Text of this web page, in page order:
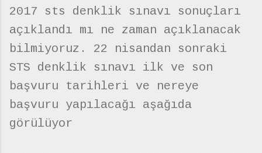
2017 sts denklik sınavı sonuçları
açıklandı mı ne zaman açıklanacak
bilmiyoruz. 22 nisandan sonraki
STS denklik sınavı ilk ve son
başvuru tarihleri ve nereye
başvuru yapılacağı aşağıda
görülüyor